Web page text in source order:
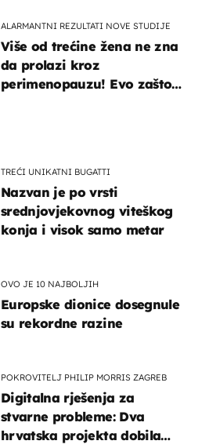
ALARMANTNI REZULTATI NOVE STUDIJE
Više od trećine žena ne zna
da prolazi kroz
perimenopauzu! Evo zašto
TREĆI UNIKATNI BUGATTI
Nazvan je po vrsti
srednjovjekovnog viteškog
konja i visok samo metar
OVO JE 10 NAJBOLJIH
Europske dionice dosegnule
su rekordne razine
POKROVITELJ PHILIP MORRIS ZAGREB
Digitalna rješenja za
stvarne probleme: Dva
hrvatska projekta dobila